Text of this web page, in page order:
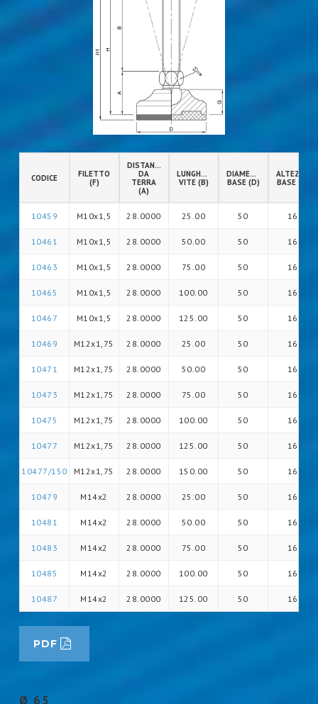
CODICE
FILETTO
(F)
DISTANZA
DA
TERRA
(A)
LUNGHEZZA
VITE (B)
DIAMETRO
BASE (D)
ALTEZZA
BASE (G)
10459 M10x1,5 28.0000 25.00 50 16
10461 M10x1,5 28.0000 50.00 50 16
10463 M10x1,5 28.0000 75.00 50 16
10465 M10x1,5 28.0000 100.00 50 16
10467 M10x1,5 28.0000 125.00 50 16
10469 M12x1,75 28.0000 25.00 50 16
10471 M12x1,75 28.0000 50.00 50 16
10473 M12x1,75 28.0000 75.00 50 16
10475 M12x1,75 28.0000 100.00 50 16
10477 M12x1,75 28.0000 125.00 50 16
10477/150 M12x1,75 28.0000 150.00 50 16
10479 M14x2 28.0000 25.00 50 16
10481 M14x2 28.0000 50.00 50 16
10483 M14x2 28.0000 75.00 50 16
10485 M14x2 28.0000 100.00 50 16
10487 M14x2 28.0000 125.00 50 16
PDF
Ø 65